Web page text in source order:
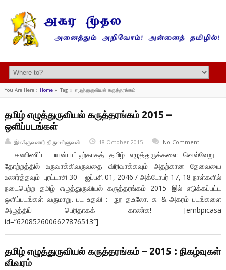
You Are Here : Home» Tag » எழுத்துருவியல் கருத்தரங்கம்
தமிழ் எழுத்துருவியல் கருத்தரங்கம் 2015 –
ஒளிப்படங்கள்
இலக்குவனார் திருவள்ளுவன் 18 October 2015 No Comment
கணிணிப் பயன்பாட்டிற்காகத் தமிழ் எழுத்துருக்களை வெவ்வேறு
தோற்றத்தில் உருவாக்கிவருவதை விரிவாக்கவும் அதற்கான தேவையை
உணர்த்தவும் புரட்டாசி 30 – ஐப்பசி 01, 2046 / அக்டோபர் 17, 18 நாள்களில்
நடைபெற்ற தமிழ் எழுத்துருவியல் கருத்தரங்கம் 2015 இல் எடுக்கப்பட்ட
ஒளிப்படங்கள் வருமாறு. பட உதவி : நூ த.உலோ. சு. & அகரம் படங்களை
அழுத்திப் பெரிதாகக் காண்க! [embpicasa
id=”6208526006627876513″]
தமிழ் எழுத்துருவியல் கருத்தரங்கம் – 2015 : நிகழ்வுகள்
விவரம்